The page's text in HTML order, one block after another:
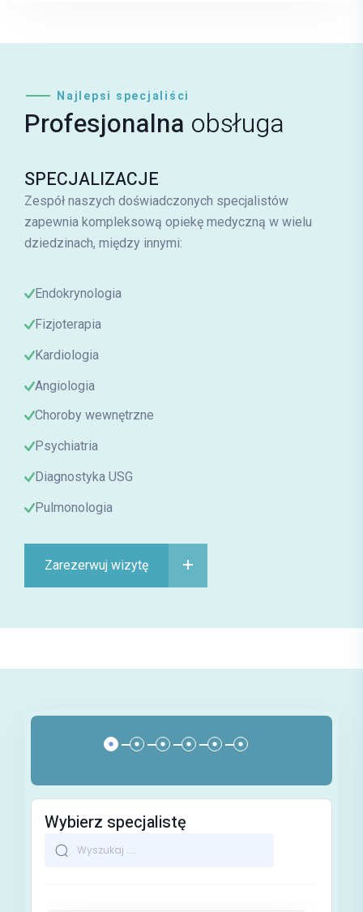
Najlepsi specjaliści
Profesjonalna obsługa
SPECJALIZACJE
Zespół naszych doświadczonych specjalistów
zapewnia kompleksową opiekę medyczną w wielu
dziedzinach, między innymi:
Endokrynologia
Fizjoterapia
Kardiologia
Angiologia
Choroby wewnętrzne
Psychiatria
Diagnostyka USG
Pulmonologia
Zarezerwuj wizytę
Wybierz specjalistę